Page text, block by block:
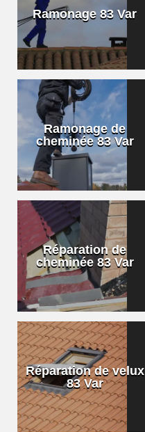
Ramonage 83 Var
Ramonage de
cheminée 83 Var
Réparation de
cheminée 83 Var
Réparation de velux
83 Var